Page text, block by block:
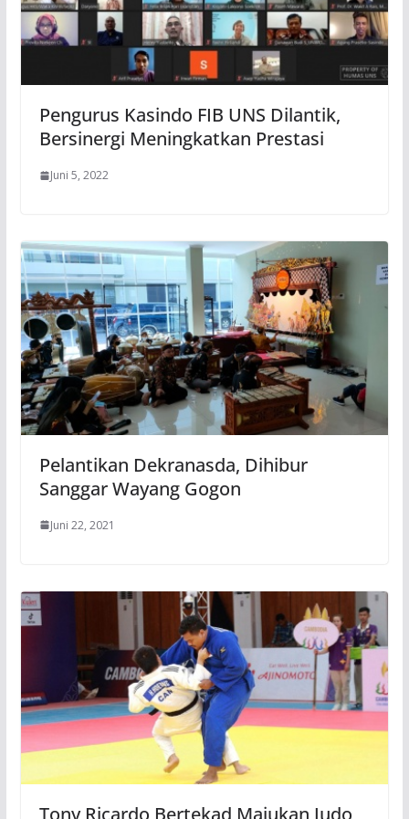
Pengurus Kasindo FIB UNS Dilantik,
Bersinergi Meningkatkan Prestasi
Juni 5, 2022
Pelantikan Dekranasda, Dihibur
Sanggar Wayang Gogon
Juni 22, 2021